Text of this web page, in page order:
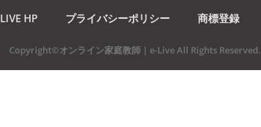
LIVE HP プライバシーポリシー 商標登録
Copyright©オンライン家庭教師 | e-Live All Rights Reserved.